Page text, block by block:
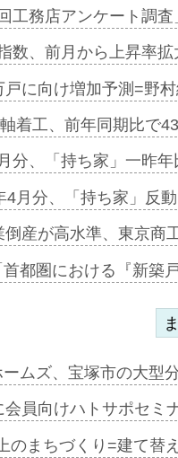
工務店アンケート調
数、前月から上昇率
戸に向け増加予測=野
着工、前年同期比で
分、「持ち家」一昨
4月分、「持ち家」反
倒産が高水準、東京
首都圏における『新
ムズ、宝塚市の大型
会員向けハトサポセミ
のまちづくり=建て